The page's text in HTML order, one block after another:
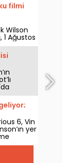
filmi
Wilson
1 Ağustos
6, Vin
yer
birçok